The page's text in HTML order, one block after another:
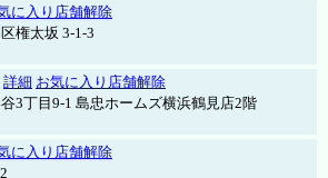
に入り店舗解除
権太坂 3-1-3
詳細 お気に入り店舗解除
3丁目9-1 島忠ホームズ横浜鶴見店2階
に入り店舗解除